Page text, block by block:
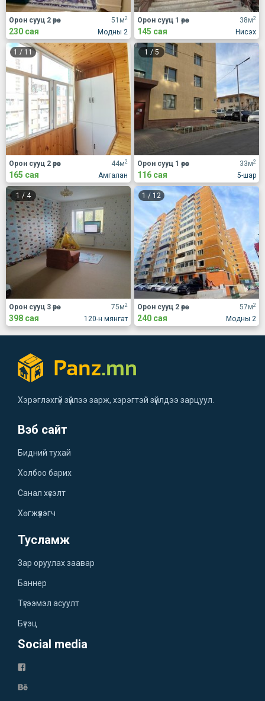
51м2
Модны 2
Орон сууц 2 өрөө
230 сая
38м2
Нисэх
Орон сууц 1 өрөө
145 сая
1 / 11
44м2
Амгалан
Орон сууц 2 өрөө
165 сая
1 / 5
33м2
5-шар
Орон сууц 1 өрөө
116 сая
1 / 4
75м2
120-н мянгат
Орон сууц 3 өрөө
398 сая
1 / 12
57м2
Модны 2
Орон сууц 2 өрөө
240 сая
Хэрэглэхгүй зүйлээ зарж, хэрэгтэй зүйлдээ зарцуул.
Вэб сайт
Бидний тухай
Холбоо барих
Санал хүсэлт
Хөгжүүлэгч
Тусламж
Зар оруулах заавар
Баннер
Түгээмэл асуулт
Бүтэц
Social media